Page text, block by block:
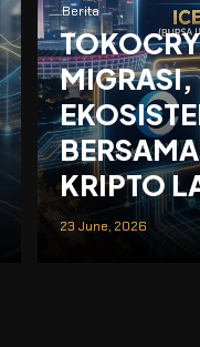
Berita
MIGRASI,
KRIPTO
23 June, 2026